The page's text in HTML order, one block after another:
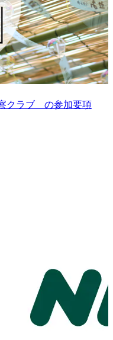
クラブ の参加要項